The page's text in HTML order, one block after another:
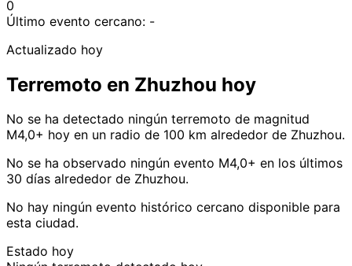
0
Último evento cercano: -
Actualizado hoy
Terremoto en Zhuzhou hoy
No se ha detectado ningún terremoto de magnitud
M4,0+ hoy en un radio de 100 km alrededor de Zhuzhou.
No se ha observado ningún evento M4,0+ en los últimos
30 días alrededor de Zhuzhou.
No hay ningún evento histórico cercano disponible para
esta ciudad.
Estado hoy